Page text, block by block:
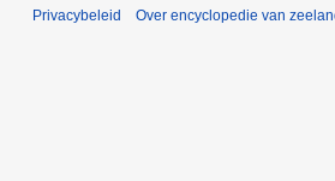
Privacybeleid Over encyclopedie van